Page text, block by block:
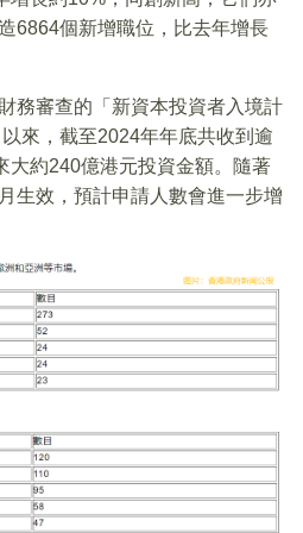
6864個新增職位，比去年增長
務審查的「新資本投資者入境計
來，截至2024年年底共收到逾
大約240億港元投資金額。隨著
生效，預計申請人數會進一步增